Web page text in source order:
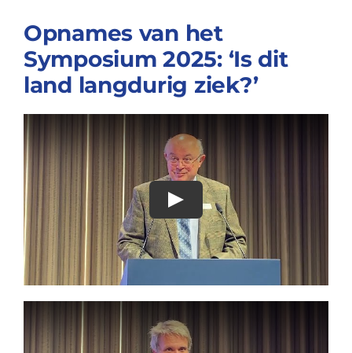
Opnames van het
Symposium 2025: ‘Is dit
land langdurig ziek?’